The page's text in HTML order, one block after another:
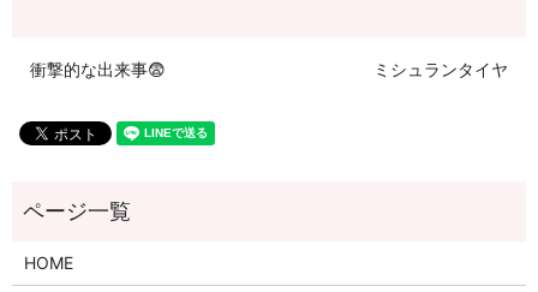
衝撃的な出来事😨 ミシュランタイヤ
HOME